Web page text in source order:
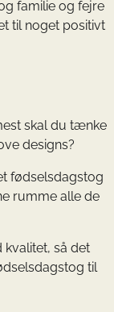
familie og fejre
til noget positivt
skal du tænke
designs?
fødselsdagstog
rumme alle de
så det
til